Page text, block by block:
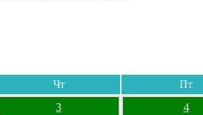
Чт Пт
3 4